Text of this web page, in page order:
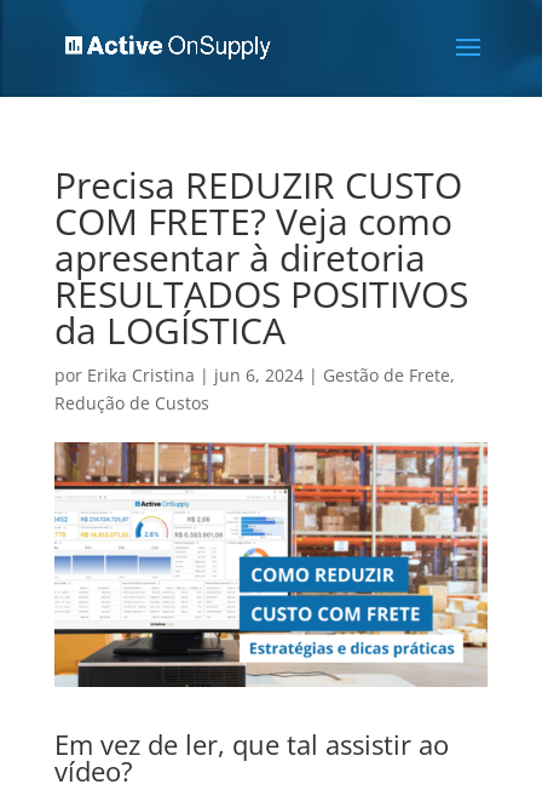
Precisa REDUZIR CUSTO
COM FRETE? Veja como
apresentar à diretoria
RESULTADOS POSITIVOS
da LOGÍSTICA
por Erika Cristina | jun 6, 2024| Gestão de Frete,
Redução de Custos
Em vez de ler, que tal assistir ao
vídeo?